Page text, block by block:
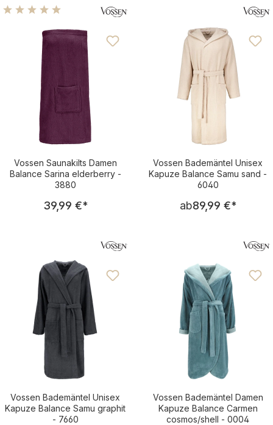
Durchschnittliche Bewertung von 5 von 5 Sternen
Vossen Saunakilts Damen
Balance Sarina elderberry -
3880
Regulärer Preis:
39,99 €*
Vossen Bademäntel Unisex
Kapuze Balance Samu sand -
6040
Regulärer
ab89,99 €*
Vossen Bademäntel Unisex
Kapuze Balance Samu graphit
- 7660
Vossen Bademäntel Damen
Kapuze Balance Carmen
cosmos/shell - 0004